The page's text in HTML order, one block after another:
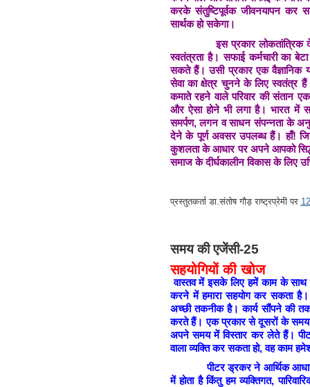
करके संतुष्टिपूर्वक जीवनयापन कर
सार्थक हो सकेगा।
इस प्रकार लोकतांत्रिक देश
स्वतंत्रता है। सफाई कर्मचारी का
सकते हैं। उसी प्रकार एक वैज्ञानिक
सेवा का क्षेत्र चुनने के लिए स्वतंत्र
कमाते रहने वाले परिवार की संतान
और ऐसा होने भी लगा है। भारत में
समर्पण, लगन व साधन संपन्नता के
देने के पूर्ण अवसर उपलब्ध हैं। हाँ!
कुशलता के आधार पर अपने आपको सिद्ध
समाज के दीर्घकालीन विकास के लिए
प्रस्तुतकर्ताडा.संतोष गौड़ राष्ट्रप्रेमी पर
समय की एजेंसी-25
सहयोगियों की खोज
वास्तव में इसके लिए हमें काम के साथ
करने में हमारा सहयोग कर सकता है।
अच्छी तकनीक है। कार्य सौंपने की
करते हैं। एक प्रकार से दूसरों के
अपने समय में विस्तार कर लेते हैं।
वाला व्यक्ति कर सकता हो, वह काम
पीटर ड्रकर ने आर्थिक आधार
में होता है किंतु हम व्यक्तिगत,